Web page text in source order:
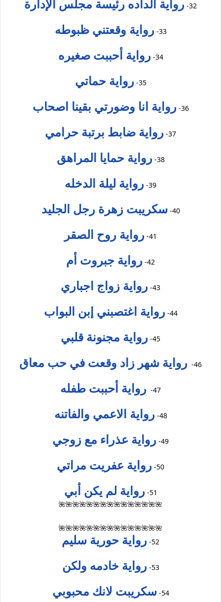
32- رواية الداده رئيسة مجلس الإدارة
33- رواية وقعتني ظبوطه
34- رواية أحببت صغيره
35- رواية حماتي
36- رواية انا وضورتي بقينا اصحاب
37- رواية ضابط برتبة حرامي
38- رواية حمايا المراهق
39- رواية ليلة الدخله
40- سكريبت زهرة رجل الجليد
41- رواية روح الصقر
42- رواية جبروت أم
43- رواية زواج اجباري
44- رواية اغتصبني إبن البواب
45- رواية مجنونة قلبي
46- رواية شهر زاد وقعت في حب معاق
47- رواية أحببت طفله
48- رواية الاعمي والفاتنه
49- رواية عذراء مع زوجي
50- رواية عفريت مراتي
51- رواية لم يكن أبي
🌺🌺🌺🌺🌺🌺🌺🌺🌺🌺🌺🌺🌺🌺🌺
🌺🌺🌺🌺🌺🌺🌺🌺🌺🌺🌺🌺🌺🌺🌺
52- رواية حورية سليم
53- رواية خادمه ولكن
54- سكريبت لانك محبوبي